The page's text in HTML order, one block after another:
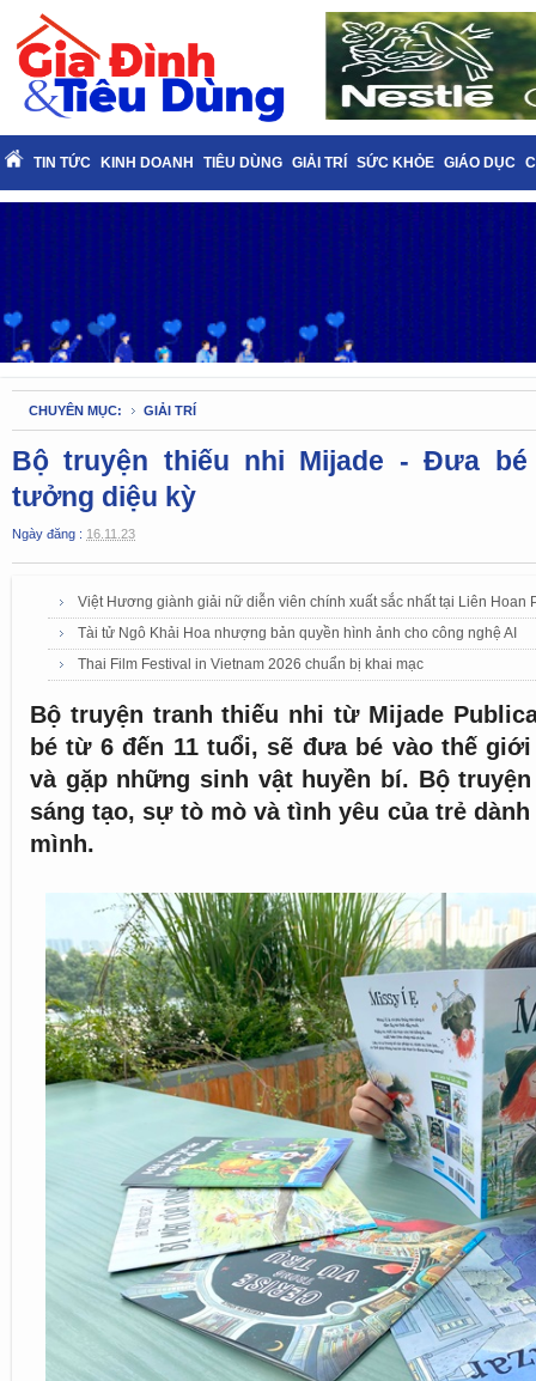
TIN TỨC KINH DOANH TIÊU DÙNG GIẢI TRÍ SỨC KHỎE GIÁO DỤC
CHUYÊN MỤC: GIẢI TRÍ
Bộ truyện thiếu nhi Mijade - Đưa
tưởng diệu kỳ
Ngày đăng : 16.11.23
Việt Hương giành giải nữ diễn viên chính xuất sắc nhất tại Liên Hoan
Tài tử Ngô Khải Hoa nhượng bản quyền hình ảnh cho công nghệ AI
Thai Film Festival in Vietnam 2026 chuẩn bị khai mạc
Bộ truyện tranh thiếu nhi từ Mijade
bé từ 6 đến 11 tuổi, sẽ đưa bé vào thế
và gặp những sinh vật huyền bí. Bộ
sáng tạo, sự tò mò và tình yêu của trẻ
mình.